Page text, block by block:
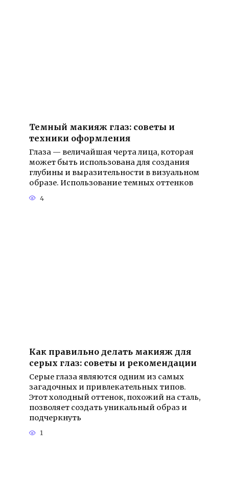
Темный макияж глаз: советы и
техники оформления
Глаза — величайшая черта лица, которая
может быть использована для создания
глубины и выразительности в визуальном
образе. Использование темных оттенков
4
Как правильно делать макияж для
серых глаз: советы и рекомендации
Серые глаза являются одним из самых
загадочных и привлекательных типов.
Этот холодный оттенок, похожий на сталь,
позволяет создать уникальный образ и
подчеркнуть
1